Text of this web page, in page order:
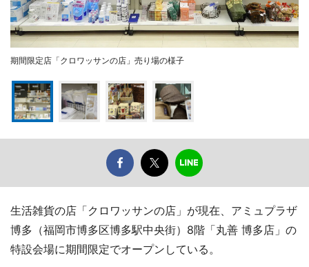
期間限定店「クロワッサンの店」売り場の様子
生活雑貨の店「クロワッサンの店」が現在、アミュプラザ
博多（福岡市博多区博多駅中央街）8階「丸善 博多店」の
特設会場に期間限定でオープンしている。